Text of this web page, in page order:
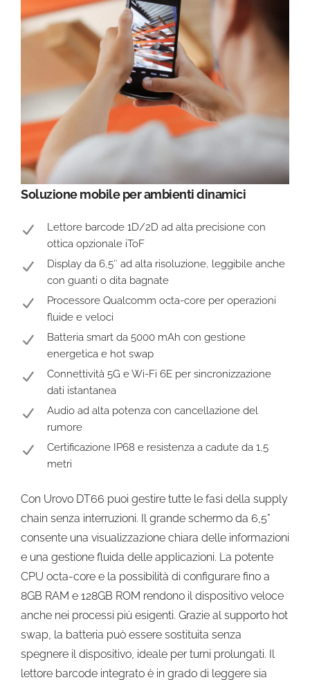
Soluzione mobile per ambienti dinamici
Lettore barcode 1D/2D ad alta precisione con
ottica opzionale iToF
Display da 6,5″ ad alta risoluzione, leggibile anche
con guanti o dita bagnate
Processore Qualcomm octa-core per operazioni
fluide e veloci
Batteria smart da 5000 mAh con gestione
energetica e hot swap
Connettività 5G e Wi-Fi 6E per sincronizzazione
dati istantanea
Audio ad alta potenza con cancellazione del
rumore
Certificazione IP68 e resistenza a cadute da 1,5
metri
Con Urovo DT66 puoi gestire tutte le fasi della supply
chain senza interruzioni. Il grande schermo da 6,5”
consente una visualizzazione chiara delle informazioni
e una gestione fluida delle applicazioni. La potente
CPU octa-core e la possibilità di configurare fino a
8GB RAM e 128GB ROM rendono il dispositivo veloce
anche nei processi più esigenti. Grazie al supporto hot
swap, la batteria può essere sostituita senza
spegnere il dispositivo, ideale per turni prolungati. Il
lettore barcode integrato è in grado di leggere sia